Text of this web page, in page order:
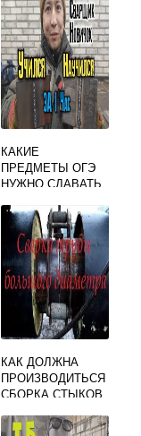
КАКИЕ
ПРЕДМЕТЫ ОГЭ
НУЖНО СДАВАТЬ
ПОСЛЕ 9 КЛАССА
КАК ДОЛЖНА
ПРОИЗВОДИТЬСЯ
СБОРКА СТЫКОВ
СВАРКУ